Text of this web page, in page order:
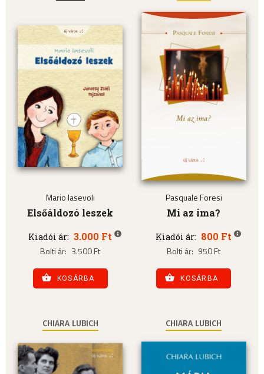
Mario Iasevoli
Elsőáldozó leszek
Kiadói ár: 3.000 Ft
Bolti ár: 3.500 Ft
KOSÁRBA
Pasquale Foresi
Mi az ima?
Kiadói ár: 800 Ft
Bolti ár: 950 Ft
KOSÁRBA
CHIARA LUBICH CHIARA LUBICH